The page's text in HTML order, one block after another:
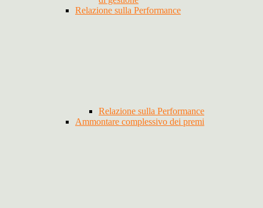
Relazione sulla Performance
Relazione sulla Performance
Ammontare complessivo dei premi